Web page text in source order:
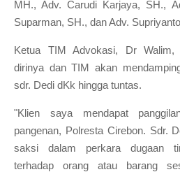
MH., Adv. Carudi Karjaya, SH.,
Suparman, SH., dan Adv.
Ketua TIM Advokasi, Dr Walim,
dirinya dan TIM akan
sdr. Dedi dKk hingga tuntas.
"Klien saya mendapat
pangenan, Polresta Cirebon. Sdr.
saksi dalam perkara dugaan
terhadap orang atau barang